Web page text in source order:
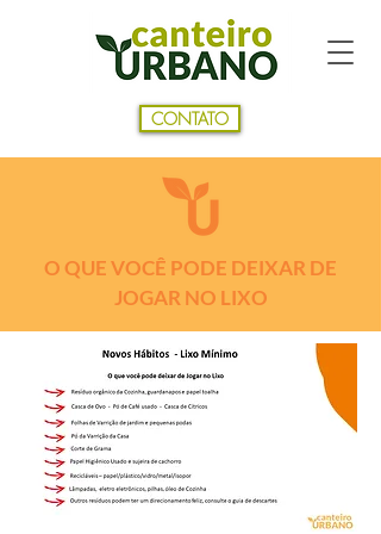
CONTATO
O QUE VOCÊ PODE DEIXAR DE
JOGAR NO LIXO